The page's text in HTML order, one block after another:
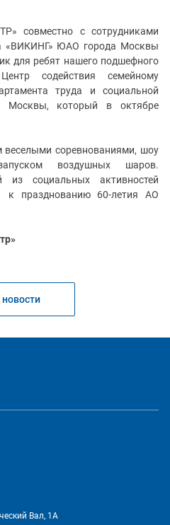
совместно с сотрудниками
«ВИКИНГ» ЮАО города Москвы
для ребят нашего подшефного
содействия семейному
труда и социальной
Москвы, который в октябре
веселыми соревнованиями, шоу
воздушных шаров.
из социальных активностей
празднованию 60-летия АО
новости
Вал, 1А